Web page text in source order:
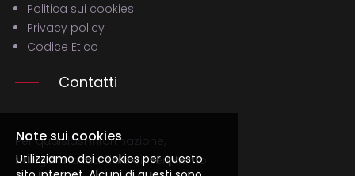
Politica sui cookies
Privacy policy
Codice Etico
Contatti
Per qualsiasi informazione,
rivolgiti alla tua filale di riferimento.
Note sui cookies
Utilizziamo dei cookies per questo